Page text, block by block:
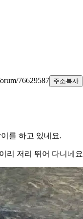
76629587 주소복사
를 하고 있네요.
리 저리 뛰어 다니네